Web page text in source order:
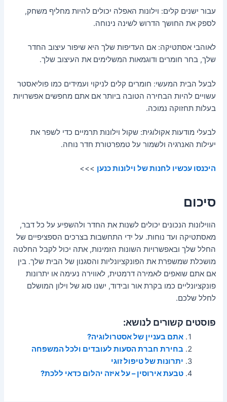
עבור ישנים קלים: וילונות האפלה יכולים להיות מחליף משחק,
לספק את החושך הדרוש לשינה נינוחה.
לאוהבי אסתטיקה: אם העדיפות שלך היא שיפור עיצוב החדר
שלך, בחר חומרים ודוגמאות המשלימים את העיצוב שלך.
לבעל הבית המעשי: חומרים קלים לניקוי ועמידים כמו פוליאסטר
עשויים להיות הבחירה הטובה ביותר אם אתם מחפשים אפשרויות
בעלות תחזוקה נמוכה.
לבעלי מודעות אקולוגית: שקול וילונות תרמיים כדי לשפר את
יעילות האנרגיה ולשמור על טמפרטורת חדר נוחה.
היכנסו עכשיו לחנות של וילונות כנען >>>
סיכום
הווילונות הנכונים יכולים לשנות את החדר ולהשפיע על כל דבר,
מאסתטיקה ועד נוחות. על ידי התחשבות בצרכים הספציפיים של
החלל שלך ובאפשרויות השונות הזמינות, אתה יכול לקבל החלטה
מושכלת שמשפרת את הפונקציונליות והסגנון של הבית שלך. בין
אם אתם שואפים לאמירה דרמטית, לאווירה נעימה או יתרונות
פונקציונליים כמו בקרת אור ובידוד, ישנו סוג של וילון המושלם
לחלל שלכם.
פוסטים קשורים לנושא:
אתם בעניין של אסטרולוגיה?
בחירת חברת הסעות לעובדים ולכל המשפחה
יתרונות של טיפול זוגי
טבעת אירוסין – על איזה יהלום כדאי ללכת?